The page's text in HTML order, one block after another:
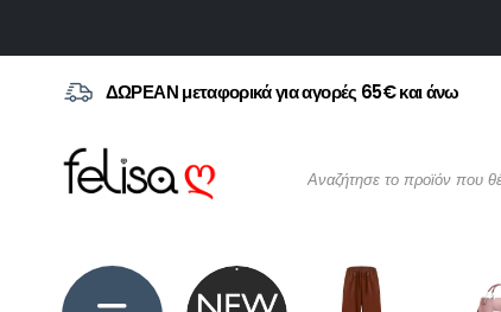
ΔΩΡΕΑΝ μεταφορικά για αγορές 65€ και άνω